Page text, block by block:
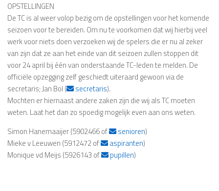
OPSTELLINGEN
De TC is al weer volop bezig om de opstellingen voor het komende
seizoen voor te bereiden. Om nu te voorkomen dat wij hierbij veel
werk voor niets doen verzoeken wij de spelers die er nu al zeker
van zijn dat ze aan het einde van dit seizoen zullen stoppen dit
voor 24 april bij één van onderstaande TC-leden te melden. De
officiële opzegging zelf geschiedt uiteraard gewoon via de
secretaris; Jan Bol (
secretaris).
Mochten er hiernaast andere zaken zijn die wij als TC moeten
weten. Laat het dan zo spoedig mogelijk even aan ons weten.
Simon Hanemaaijer (5902466 of
senioren)
Mieke v Leeuwen (5912472 of
aspiranten)
Monique vd Meijs (5926143 of
pupillen)